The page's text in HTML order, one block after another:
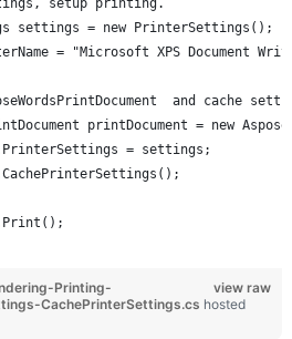
setup printing.
settings = new PrinterSettings();
= "Microsoft XPS Document
and cache
printDocument = new
= settings;
view raw
Printing-
CachePrinterSettings.cs hosted